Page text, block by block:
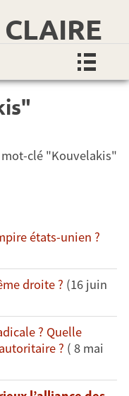
clé "Kouvelakis"
états-unien ?
droite ? (16 juin
? Quelle
? ( 8 mai